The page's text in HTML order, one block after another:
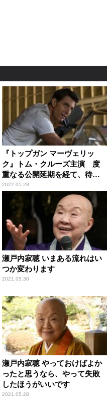
『トップガン マーヴェリッ
ク』トム・クルーズ主演 度
重なる公開延期を経て、待望
のスクリーンへ
2022.05.28
瀬戸内寂聴 いまある流れはい
つか変わります
2021.05.30
瀬戸内寂聴 やっておけばよか
ったと思うなら、やって失敗
したほうがいいです
2021.05.28